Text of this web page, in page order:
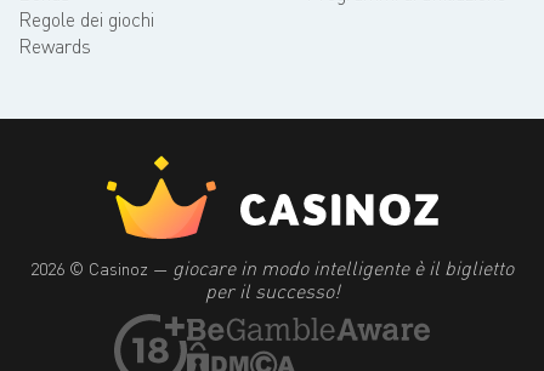
Regole dei giochi
Rewards
2026 © Casinoz — giocare in modo intelligente è il biglietto
per il successo!